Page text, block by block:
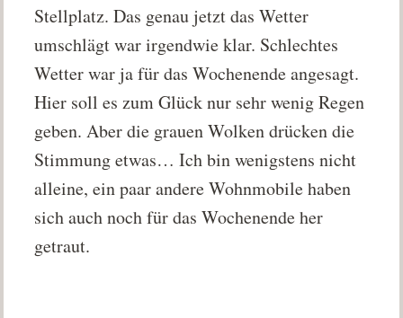
Stellplatz. Das genau jetzt das Wetter
umschlägt war irgendwie klar. Schlechtes
Wetter war ja für das Wochenende angesagt.
Hier soll es zum Glück nur sehr wenig Regen
geben. Aber die grauen Wolken drücken die
Stimmung etwas… Ich bin wenigstens nicht
alleine, ein paar andere Wohnmobile haben
sich auch noch für das Wochenende her
getraut.